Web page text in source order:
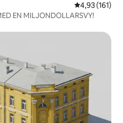
4,93 av 5 i
4,93 (161)
EN MILJONDOLLARSVY!